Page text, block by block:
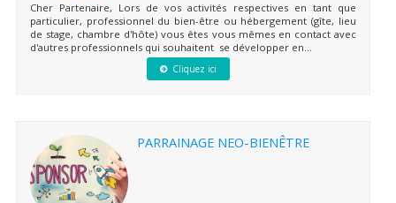
Cher Partenaire, Lors de vos activités respectives en tant que
particulier, professionnel du bien-être ou hébergement (gîte, lieu
de stage, chambre d'hôte) vous êtes vous mêmes en contact avec
d'autres professionnels qui souhaitent se développer en...
Cliquez ici
PARRAINAGE NEO-BIENÊTRE